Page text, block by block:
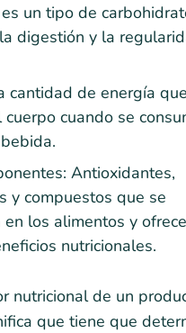
un tipo de
digestión y la
cantidad de energía
cuando se
Antioxidantes,
y compuestos que se
en los alimentos y
nutricionales.
nutricional de un
que tiene que